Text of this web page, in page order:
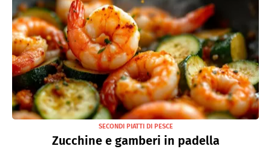
SECONDI PIATTI DI PESCE
Zucchine e gamberi in padella